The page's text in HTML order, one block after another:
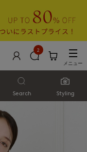
2
メニュー
Search Styling